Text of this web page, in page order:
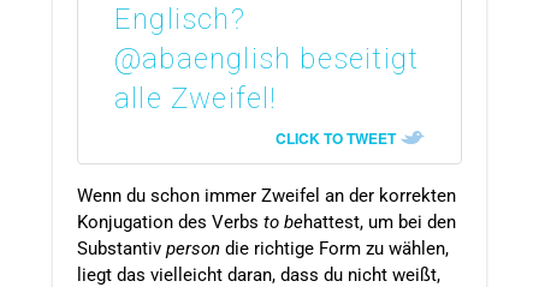
Englisch?
@abaenglish beseitigt
alle Zweifel!
CLICK TO TWEET
Wenn du schon immer Zweifel an der korrekten
Konjugation des Verbs to behattest, um bei den
Substantiv person die richtige Form zu wählen,
liegt das vielleicht daran, dass du nicht weißt,